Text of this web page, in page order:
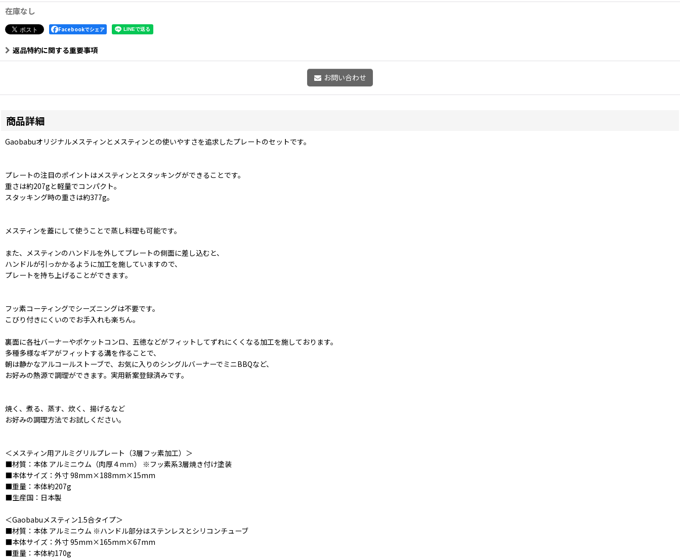
在庫なし
Facebookでシェア
返品特約に関する重要事項
お問い合わせ
商品詳細
Gaobabuオリジナルメスティンとメスティンとの使いやすさを追求したプレートのセットです。
プレートの注目のポイントはメスティンとスタッキングができることです。
重さは約207gと軽量でコンパクト。
スタッキング時の重さは約377g。
メスティンを蓋にして使うことで蒸し料理も可能です。
また、メスティンのハンドルを外してプレートの側面に差し込むと、
ハンドルが引っかかるように加工を施していますので、
プレートを持ち上げることができます。
フッ素コーティングでシーズニングは不要です。
こびり付きにくいのでお手入れも楽ちん。
裏面に各社バーナーやポケットコンロ、五徳などがフィットしてずれにくくなる加工を施しております。
多種多様なギアがフィットする溝を作ることで、
朝は静かなアルコールストーブで、お気に入りのシングルバーナーでミニBBQなど、
お好みの熱源で調理ができます。実用新案登録済みです。
焼く、煮る、蒸す、炊く、揚げるなど
お好みの調理方法でお試しください。
＜メスティン用アルミグリルプレート（3層フッ素加工）＞
■材質：本体 アルミニウム（肉厚４ｍｍ） ※フッ素系3層焼き付け塗装
■本体サイズ：外寸 98mm×188mm×15mm
■重量：本体約207g
■生産国：日本製
＜Gaobabuメスティン1.5合タイプ＞
■材質：本体 アルミニウム ※ハンドル部分はステンレスとシリコンチューブ
■本体サイズ：外寸 95mm×165mm×67mm
■重量：本体約170g